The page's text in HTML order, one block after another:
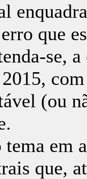
que
se,
(ou
em
que,